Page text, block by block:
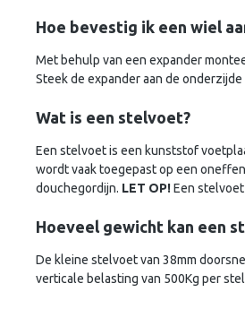
Hoe bevestig ik een wiel
Met behulp van een expander
Steek de expander aan de
Wat is een stelvoet?
Een stelvoet is een kunststof
wordt vaak toegepast op een
douchegordijn. LET OP!Een stelvoet
Hoeveel gewicht kan een
De kleine stelvoet van 38mm
verticale belasting van 500Kg per